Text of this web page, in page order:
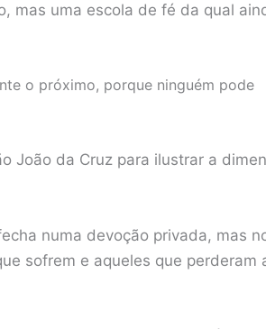
mas uma escola de fé da qual
o próximo, porque ninguém pode
João da Cruz para ilustrar a
numa devoção privada, mas
sofrem e aqueles que perderam